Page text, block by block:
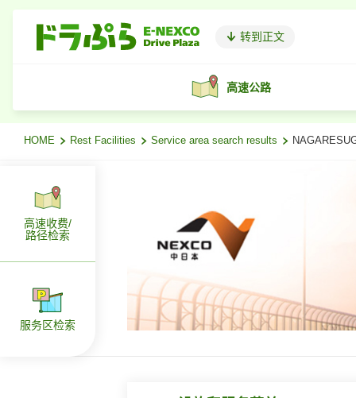
转到正文
高速公路
HOME Rest Facilities Service area search results
高速收费/
路径检索
服务区检索